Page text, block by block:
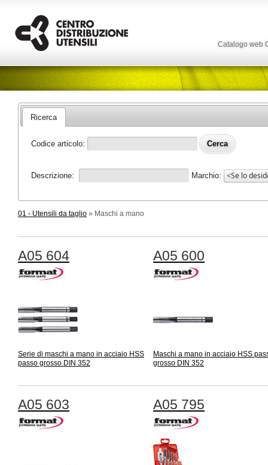
Catalogo web
Ricerca
Codice articolo:
Descrizione: Marchio:
01 - Utensili da taglio » Maschi a mano
A05 604
Serie di maschi a mano in acciaio HSS
passo grosso DIN 352
A05 600
Maschi a mano in acciaio HSS
grosso DIN 352
A05 603 A05 795